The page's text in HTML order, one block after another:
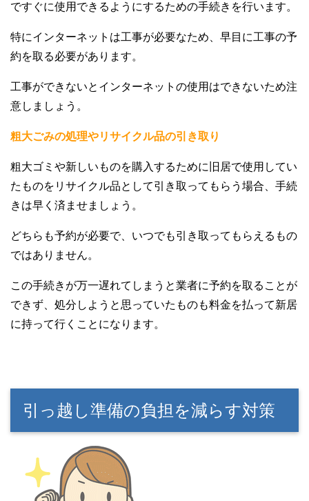
ですぐに使用できるようにするための手続きを行います。
特にインターネットは工事が必要なため、早目に工事の予
約を取る必要があります。
工事ができないとインターネットの使用はできないため注
意しましょう。
粗大ごみの処理やリサイクル品の引き取り
粗大ゴミや新しいものを購入するために旧居で使用してい
たものをリサイクル品として引き取ってもらう場合、手続
きは早く済ませましょう。
どちらも予約が必要で、いつでも引き取ってもらえるもの
ではありません。
この手続きが万一遅れてしまうと業者に予約を取ることが
できず、処分しようと思っていたものも料金を払って新居
に持って行くことになります。
引っ越し準備の負担を減らす対策